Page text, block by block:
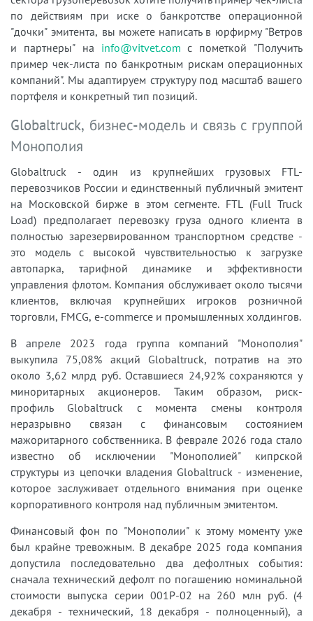
по действиям при иске о банкротстве операционной
"дочки" эмитента, вы можете написать в юрфирму "Ветров
и партнеры" на info@vitvet.com с пометкой "Получить
пример чек-листа по банкротным рискам операционных
компаний". Мы адаптируем структуру под масштаб вашего
портфеля и конкретный тип позиций.
Globaltruck, бизнес-модель и связь с группой
Монополия
Globaltruck - один из крупнейших грузовых FTL-
перевозчиков России и единственный публичный эмитент
на Московской бирже в этом сегменте. FTL (Full Truck
Load) предполагает перевозку груза одного клиента в
полностью зарезервированном транспортном средстве -
это модель с высокой чувствительностью к загрузке
автопарка, тарифной динамике и эффективности
управления флотом. Компания обслуживает около тысячи
клиентов, включая крупнейших игроков розничной
торговли, FMCG, e-commerce и промышленных холдингов.
В апреле 2023 года группа компаний "Монополия"
выкупила 75,08% акций Globaltruck, потратив на это
около 3,62 млрд руб. Оставшиеся 24,92% сохраняются у
миноритарных акционеров. Таким образом, риск-
профиль Globaltruck с момента смены контроля
неразрывно связан с финансовым состоянием
мажоритарного собственника. В феврале 2026 года стало
известно об исключении "Монополией" кипрской
структуры из цепочки владения Globaltruck - изменение,
которое заслуживает отдельного внимания при оценке
корпоративного контроля над публичным эмитентом.
Финансовый фон по "Монополии" к этому моменту уже
был крайне тревожным. В декабре 2025 года компания
допустила последовательно два дефолтных события:
сначала технический дефолт по погашению номинальной
стоимости выпуска серии 001Р-02 на 260 млн руб. (4
декабря - технический, 18 декабря - полноценный), а